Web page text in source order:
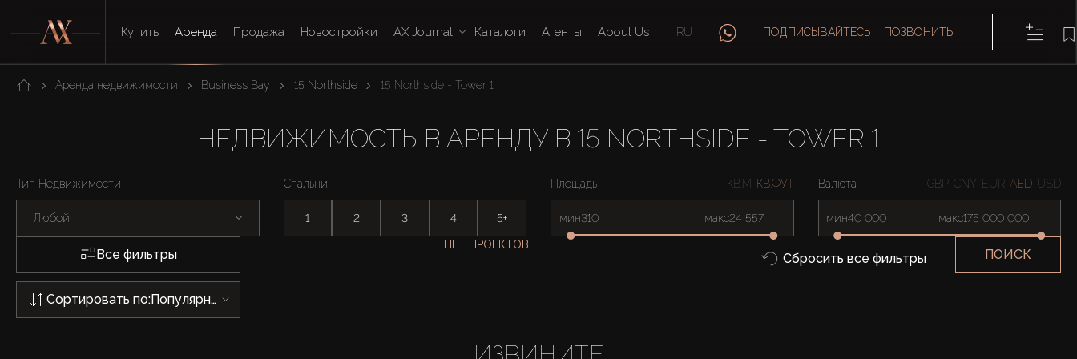
Купить Аренда Продажа Новостройки AX Journal Каталоги Агенты About Us RU ПОДПИСЫВАЙТЕСЬ ПОЗВОНИТЬ
Аренда недвижимости Business Bay 15 Northside 15 Northside - Tower 1
НЕДВИЖИМОСТЬ В АРЕНДУ В 15 NORTHSIDE - TOWER 1
Тип Недвижимости
Любой
Спальни
1 2 3 4 5+
Площадь КВ.М КВ.ФУТ
мин макс
Валюта GBP CNY EUR AED USD
мин макс
Все фильтры
НЕТ ПРОЕКТОВ
Сбросить все фильтры ПОИСК
Сортировать по: Популярности